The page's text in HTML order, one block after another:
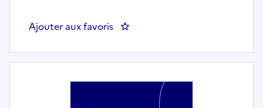
Ajouter aux favoris : Policier municipal (h/f) -